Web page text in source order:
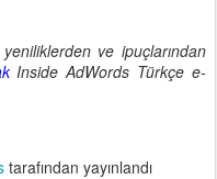
ve ipuçlarından
Inside AdWords Türkçe e-
tarafından yayınlandı